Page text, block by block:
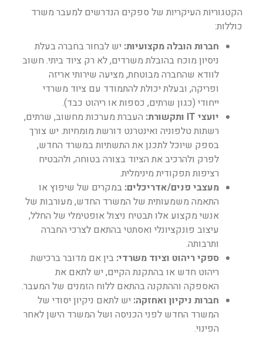
הקטגוריות העיקריות של ספקים הנדרשים למעבר משרד
כוללות:
חברות הובלה מקצועיות: יש לבחור בחברה בעלת
ניסיון מוכח בהובלת משרדים, לא רק ציוד ביתי. חשוב
לוודא שהחברה מבוטחת, מציעה שירותי אריזה
ופריקה, ובעלת יכולת להתמודד עם ציוד משרדי
ייחודי (כגון שרתים, כספות או ריהוט כבד).
יועצי IT ותקשורת:
העברת מערכות מחשוב, שרתים,
רשתות טלפוניה ואינטרנט דורשת מומחיות. יש צורך
בספק שיוכל לתכנן את התשתיות במשרד החדש,
לפרק ולהרכיב את הציוד בצורה בטוחה, ולהבטיח
רציפות תפקודית מינימלית.
מעצבי פנים/אדריכלים: במקרים של שיפוץ או
התאמה משמעותית של המשרד החדש, מעורבות של
אנשי מקצוע אלו תבטיח ניצול אופטימלי של החלל,
עיצוב פונקציונלי ואסתטי בהתאם לצרכי החברה
ותרבותה.
ספקי ריהוט וציוד משרדי: בין אם מדובר ברכישת
ריהוט חדש או בהתקנת הקיים, יש לתאם את
האספקה וההתקנה בהתאם ללוח הזמנים של המעבר.
חברות ניקיון ואחזקה: יש לתאם ניקיון יסודי של
המשרד החדש לפני הכניסה ושל המשרד הישן לאחר
הפינוי.